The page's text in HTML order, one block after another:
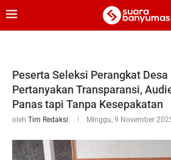
Peserta Seleksi Perangkat Desa
Pertanyakan Transparansi,
Panas tapi Tanpa Kesepakatan
oleh Tim Redaksi Minggu, 9 November